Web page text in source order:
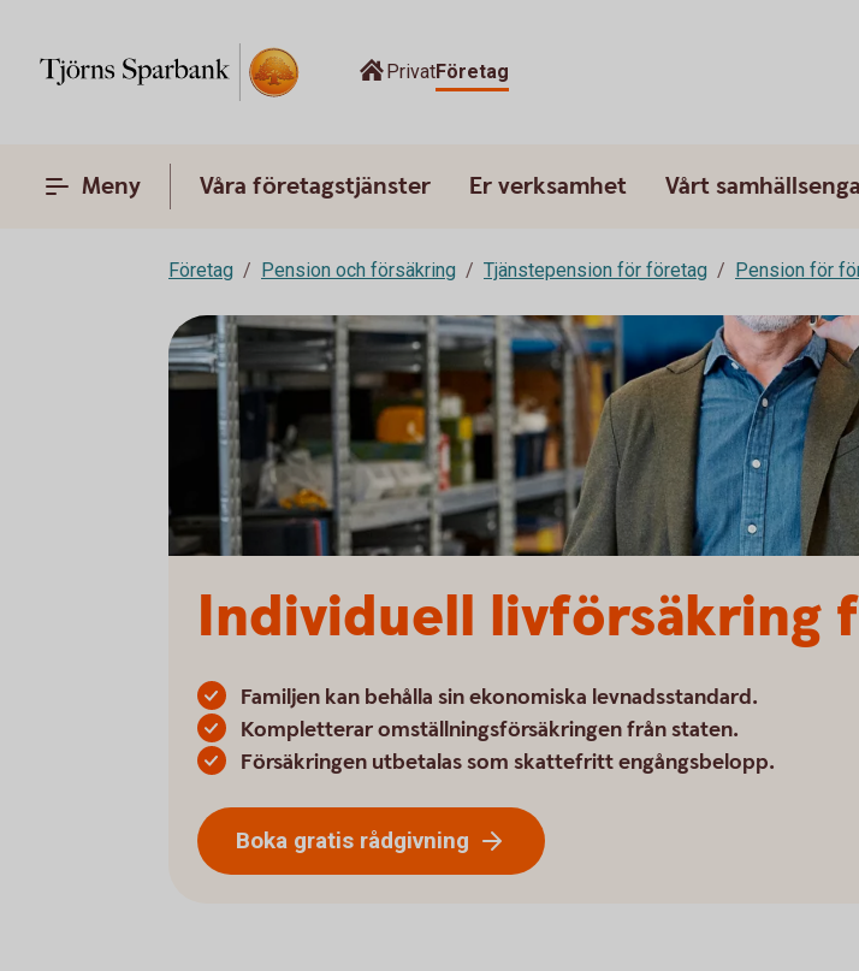
PrivatFöretag
Meny Våra företagstjänster Er verksamhet Vårt
Företag Pension och försäkring Tjänstepension för företag Pension för
Individuell livförsäkring
Familjen kan behålla sin ekonomiska levnadsstandard.
Kompletterar omställningsförsäkringen från staten.
Försäkringen utbetalas som skattefritt engångsbelopp.
Boka gratis rådgivning